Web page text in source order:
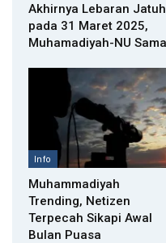
Akhirnya Lebaran Jatuh
pada 31 Maret 2025,
Muhamadiyah-NU Sama
Info
Muhammadiyah
Trending, Netizen
Terpecah Sikapi Awal
Bulan Puasa